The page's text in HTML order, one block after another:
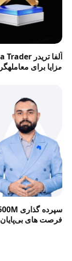
مزایا برای
فرصت‌ های بی‌پایان